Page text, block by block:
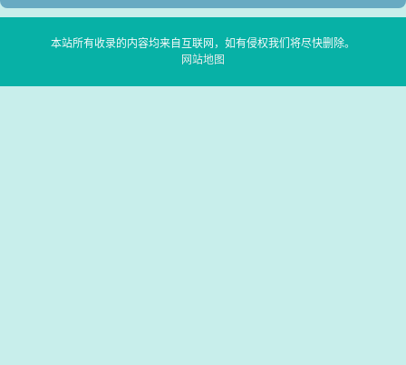
本站所有收录的内容均来自互联网，如有侵权我们将尽快删除。
网站地图